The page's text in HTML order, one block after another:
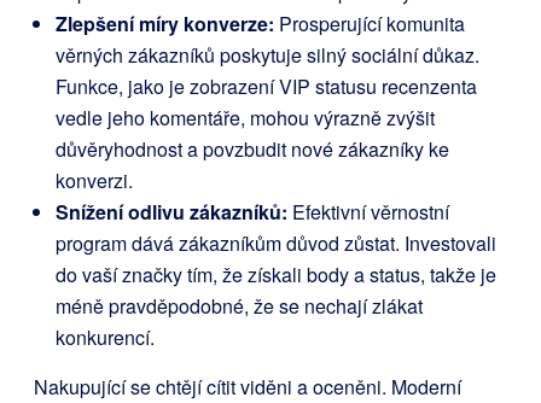
Zlepšení míry konverze: Prosperující komunita
věrných zákazníků poskytuje silný sociální důkaz.
Funkce, jako je zobrazení VIP statusu recenzenta
vedle jeho komentáře, mohou výrazně zvýšit
důvěryhodnost a povzbudit nové zákazníky ke
konverzi.
Snížení odlivu zákazníků: Efektivní věrnostní
program dává zákazníkům důvod zůstat. Investovali
do vaší značky tím, že získali body a status, takže je
méně pravděpodobné, že se nechají zlákat
konkurencí.
Nakupující se chtějí cítit viděni a oceněni. Moderní